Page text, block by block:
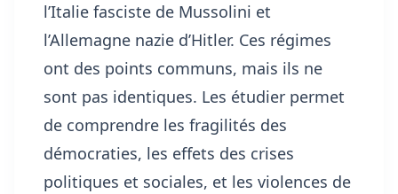
l’Italie fasciste de Mussolini et
l’Allemagne nazie d’Hitler. Ces régimes
ont des points communs, mais ils ne
sont pas identiques. Les étudier permet
de comprendre les fragilités des
démocraties, les effets des crises
politiques et sociales, et les violences de